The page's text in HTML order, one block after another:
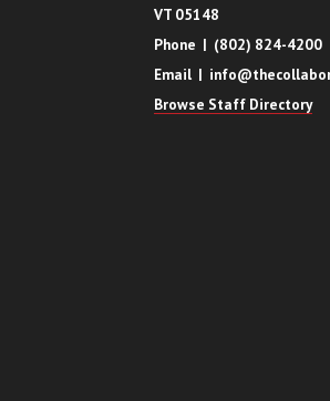
VT 05148
Phone | (802) 824-4200
Email |
Browse Staff Directory